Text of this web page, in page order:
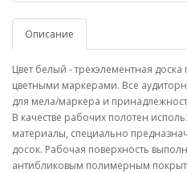
Описание
Цвет белый - трехэлементная
цветными маркерами. Все
для мела/маркера и
В качестве рабочих полотен
материалы, специально
досок. Рабочая поверхность
антибликовым полимерным